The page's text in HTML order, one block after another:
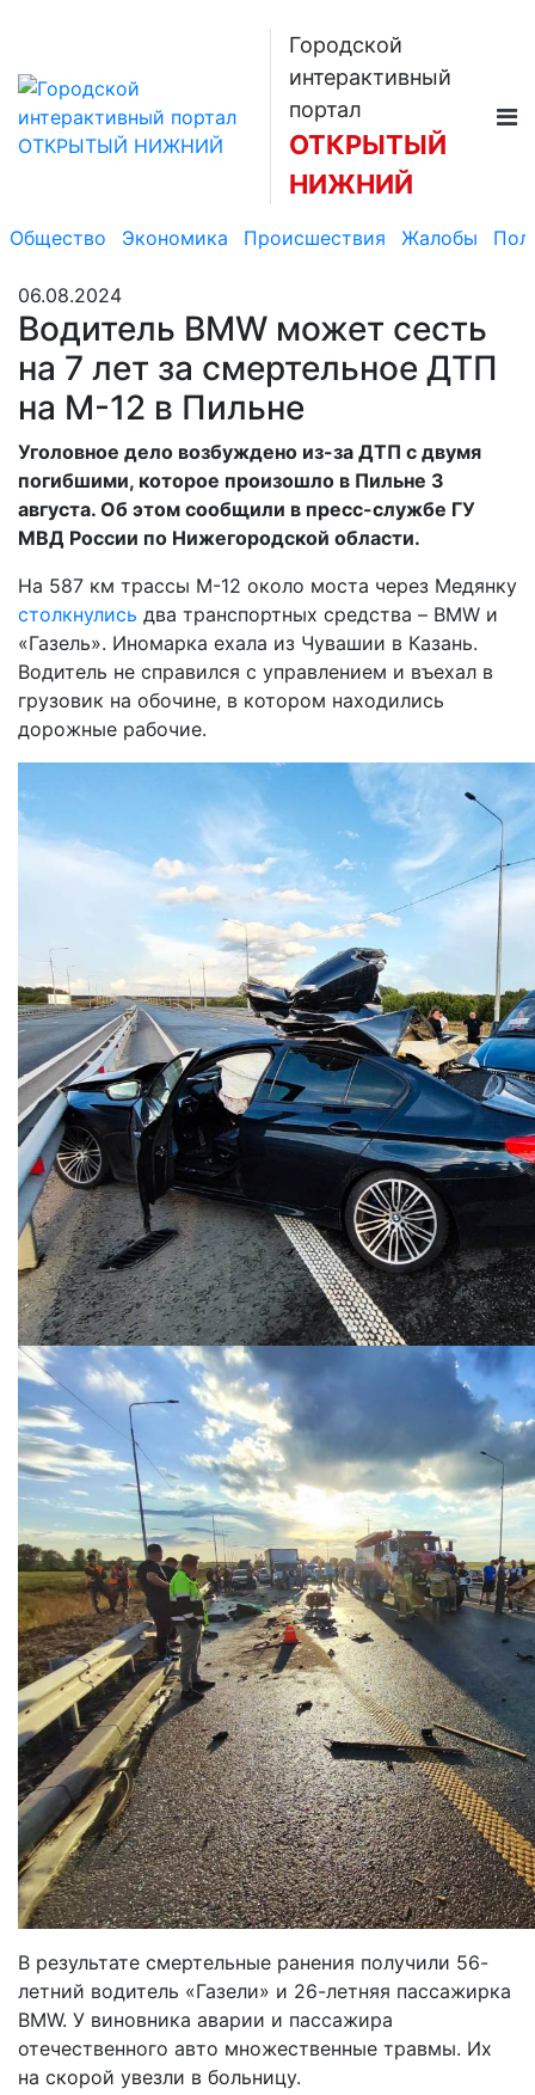
Городской
интерактивный
портал
ОТКРЫТЫЙ
НИЖНИЙ
Общество Экономика Происшествия Жалобы
06.08.2024
Водитель BMW может сесть
на 7 лет за смертельное ДТП
на М-12 в Пильне
Уголовное дело возбуждено из-за ДТП с двумя
погибшими, которое произошло в Пильне 3
августа. Об этом сообщили в пресс-службе ГУ
МВД России по Нижегородской области.
На 587 км трассы М-12 около моста через Медянку
столкнулись два транспортных средства – BMW и
«Газель». Иномарка ехала из Чувашии в Казань.
Водитель не справился с управлением и въехал в
грузовик на обочине, в котором находились
дорожные рабочие.
В результате смертельные ранения получили 56-
летний водитель «Газели» и 26-летняя пассажирка
BMW. У виновника аварии и пассажира
отечественного авто множественные травмы. Их
на скорой увезли в больницу.